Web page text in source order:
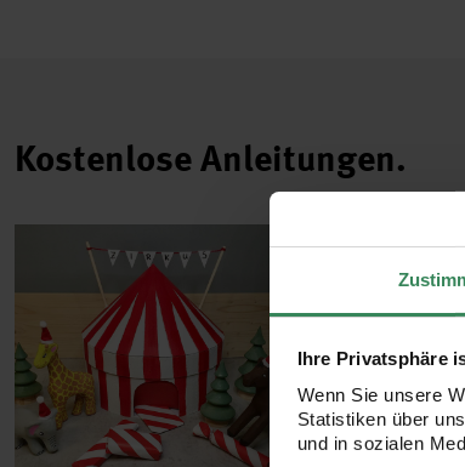
Ihre Privatsphäre
Wenn Sie unsere
Statistiken über
und in sozialen
Kostenlose Anleitungen.